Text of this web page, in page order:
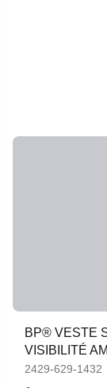
BP® VESTE
VISIBILITÉ
2429-629-1432